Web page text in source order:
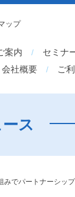
案内 セミナ
会社概要 ご
ップ
ス
みでパートナーシッ